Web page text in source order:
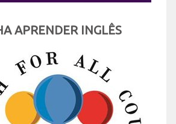
APRENDER INGLÊS